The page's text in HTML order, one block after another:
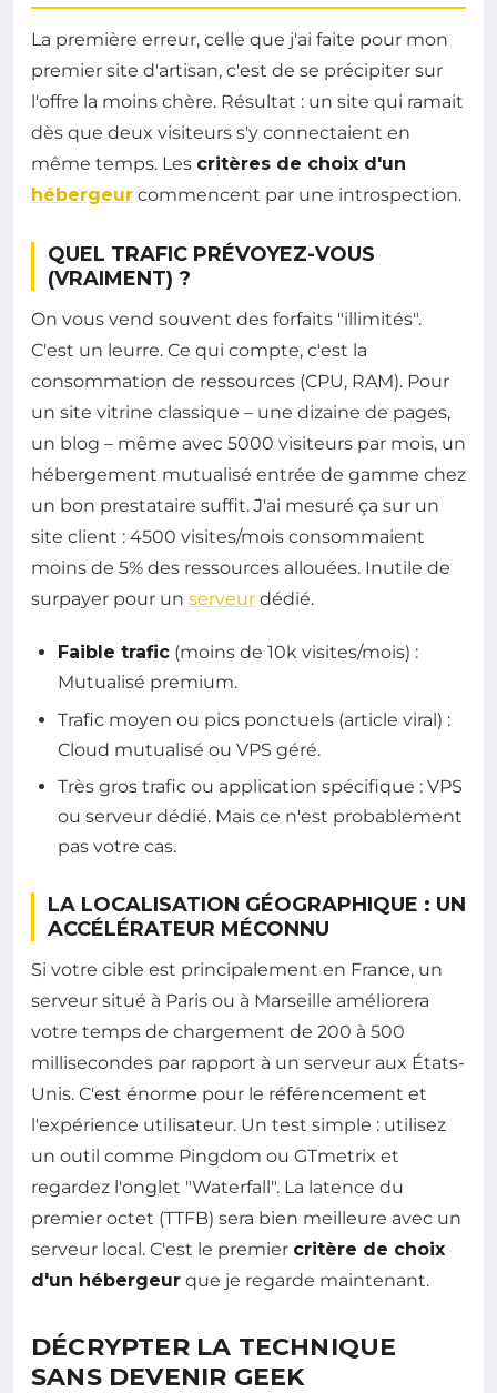
La première erreur, celle que j'ai faite pour mon
premier site d'artisan, c'est de se précipiter sur
l'offre la moins chère. Résultat : un site qui ramait
dès que deux visiteurs s'y connectaient en
même temps. Les critères de choix d'un
hébergeur commencent par une introspection.
QUEL TRAFIC PRÉVOYEZ-VOUS
(VRAIMENT) ?
On vous vend souvent des forfaits "illimités".
C'est un leurre. Ce qui compte, c'est la
consommation de ressources (CPU, RAM). Pour
un site vitrine classique – une dizaine de pages,
un blog – même avec 5000 visiteurs par mois, un
hébergement mutualisé entrée de gamme chez
un bon prestataire suffit. J'ai mesuré ça sur un
site client : 4500 visites/mois consommaient
moins de 5% des ressources allouées. Inutile de
surpayer pour un serveur dédié.
Faible trafic (moins de 10k visites/mois) :
Mutualisé premium.
Trafic moyen ou pics ponctuels (article viral) :
Cloud mutualisé ou VPS géré.
Très gros trafic ou application spécifique : VPS
ou serveur dédié. Mais ce n'est probablement
pas votre cas.
LA LOCALISATION GÉOGRAPHIQUE : UN
ACCÉLÉRATEUR MÉCONNU
Si votre cible est principalement en France, un
serveur situé à Paris ou à Marseille améliorera
votre temps de chargement de 200 à 500
millisecondes par rapport à un serveur aux États-
Unis. C'est énorme pour le référencement et
l'expérience utilisateur. Un test simple : utilisez
un outil comme Pingdom ou GTmetrix et
regardez l'onglet "Waterfall". La latence du
premier octet (TTFB) sera bien meilleure avec un
serveur local. C'est le premier critère de choix
d'un hébergeur que je regarde maintenant.
DÉCRYPTER LA TECHNIQUE
SANS DEVENIR GEEK